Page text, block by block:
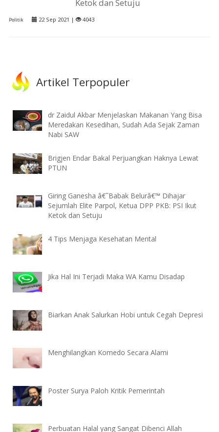
Ketok dan Setuju
Politik 22 Sep 2021 | 4043
Artikel Terpopuler
dr Zaidul Akbar Menjelaskan Makanan Yang Bisa
Meredakan Kesedihan, Sudah Ada Sejak Zaman
Nabi SAW
Brigjen Endar Bakal Perjuangkan Haknya Lewat
PTUN
Giring Ganesha â€˜Babak Belurâ€™ Dihajar
Sejumlah Elite Parpol, Ketua DPP PKB: PSI Ikut
Ketok dan Setuju
4 Tips Menjaga Kesehatan Mental
Jika Hal Ini Terjadi Maka WA Kamu Disadap
Biarkan Anak Salurkan Hobi untuk Cegah Depresi
Menghilangkan Komedo Secara Alami
Poster Surya Paloh Kritik Pemerintah
Perbuatan Halal yang Sangat Dibenci Allah